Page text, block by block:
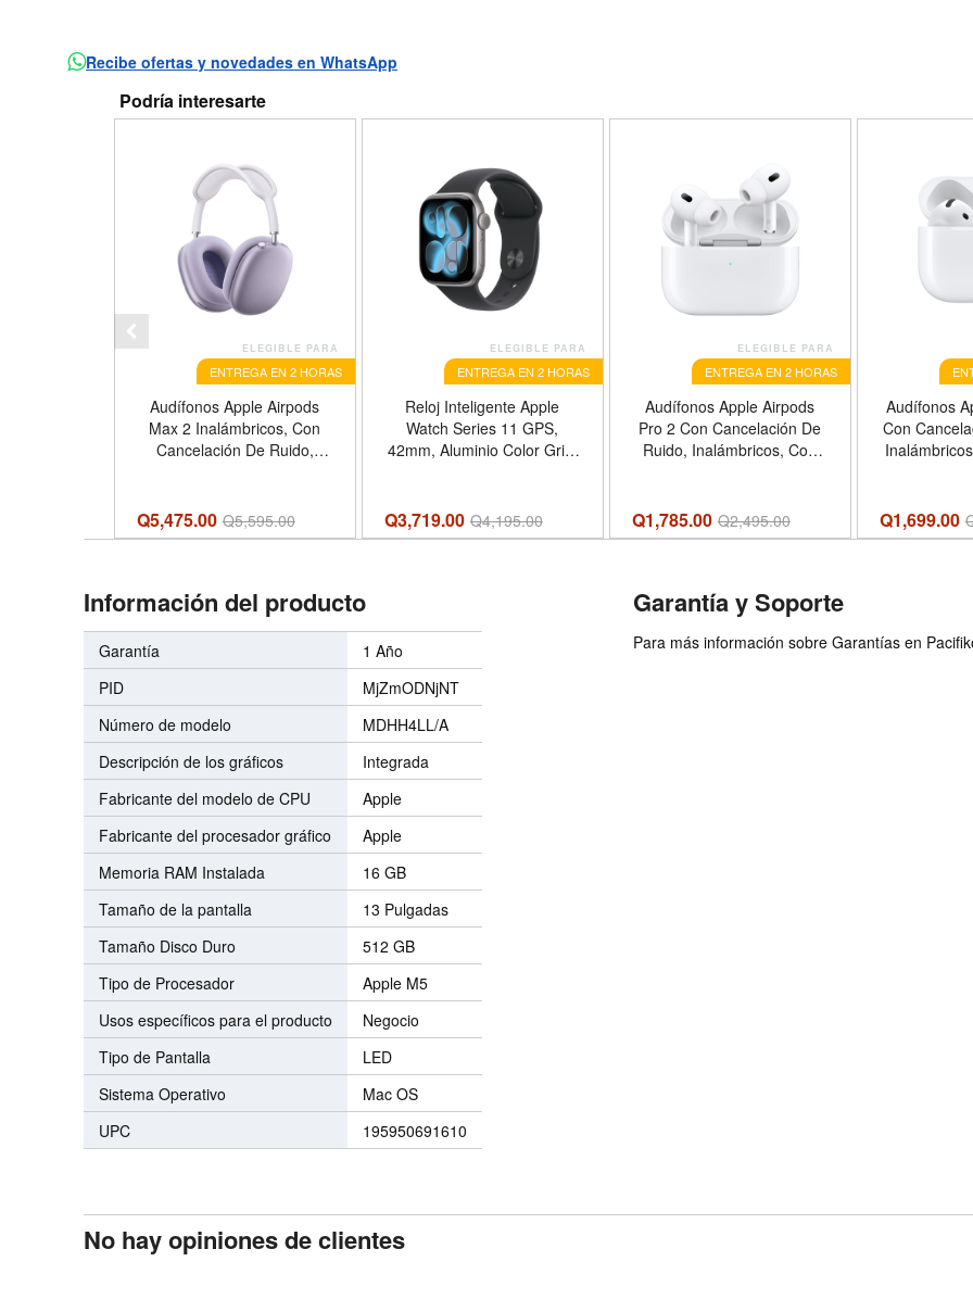
Recibe ofertas y novedades en WhatsApp
Podría interesarte
ELEGIBLE PARA
ENTREGA EN 2 HORAS
Audífonos Apple Airpods
Max 2 Inalámbricos, Con
Cancelación De Ruido,
Q5,475.00 Q5,595.00
ELEGIBLE PARA
ENTREGA EN 2 HORAS
Reloj Inteligente Apple
Watch Series 11 GPS,
42mm, Aluminio Color Gris,
Q3,719.00 Q4,195.00
ELEGIBLE PARA
ENTREGA EN 2 HORAS
Audífonos Apple Airpods
Pro 2 Con Cancelación De
Ruido, Inalámbricos, Con
Q1,785.00 Q2,495.00
Audífonos
Con
Q1,699.00
Información del producto
Garantía
1 Año
PID
MjZmODNjNT
Número de modelo
MDHH4LL/A
Descripción de los gráficos
Integrada
Fabricante del modelo de CPU
Apple
Fabricante del procesador gráfico
Apple
Memoria RAM Instalada
16 GB
Tamaño de la pantalla
13 Pulgadas
Tamaño Disco Duro
512 GB
Tipo de Procesador
Apple M5
Usos específicos para el producto
Negocio
Tipo de Pantalla
LED
Sistema Operativo
Mac OS
UPC
195950691610
Garantía y Soporte
Para más información sobre Garantías en
No hay opiniones de clientes